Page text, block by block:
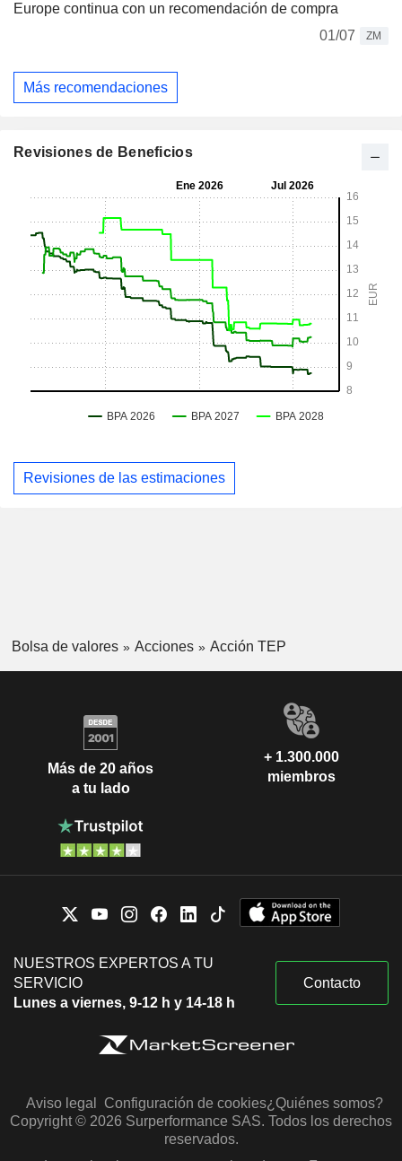
Europe continua con un recomendación de compra
01/07
ZM
Más recomendaciones
Revisiones de Beneficios
Revisiones de las estimaciones
Bolsa de valores Acciones Acción TEP
Más de 20 años
a tu lado
+ 1.300.000
miembros
NUESTROS EXPERTOS A TU
SERVICIO
Lunes a viernes, 9-12 h y 14-18 h
Contacto
Aviso legal Configuración de cookies¿Quiénes somos?
Copyright © 2026 Surperformance SAS. Todos los derechos
reservados.